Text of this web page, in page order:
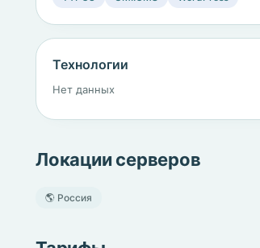
Технологии
Нет данных
Локации серверов
🌎 Россия